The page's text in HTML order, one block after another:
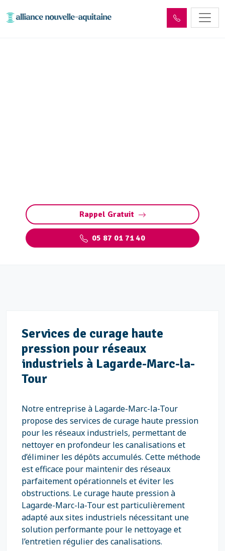
Rappel Gratuit
05 87 01 71 40
Services de curage haute
pression pour réseaux
industriels à Lagarde-Marc-la-
Tour
Notre entreprise à Lagarde-Marc-la-Tour
propose des services de curage haute pression
pour les réseaux industriels, permettant de
nettoyer en profondeur les canalisations et
d’éliminer les dépôts accumulés. Cette méthode
est efficace pour maintenir des réseaux
parfaitement opérationnels et éviter les
obstructions. Le curage haute pression à
Lagarde-Marc-la-Tour est particulièrement
adapté aux sites industriels nécessitant une
solution performante pour le nettoyage et
l’entretien régulier des canalisations.